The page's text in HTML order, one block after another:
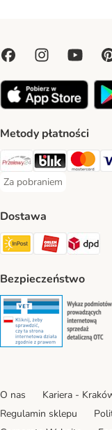
Metody płatności
Przelewy24 Payment
Blik Payment
Za pobraniem
Za pobraniem Payment
Dostawa
Paczkomat®
ORLEN
Bezpieczeństwo
Security
O nas Kariera -
Regulamin sklepu